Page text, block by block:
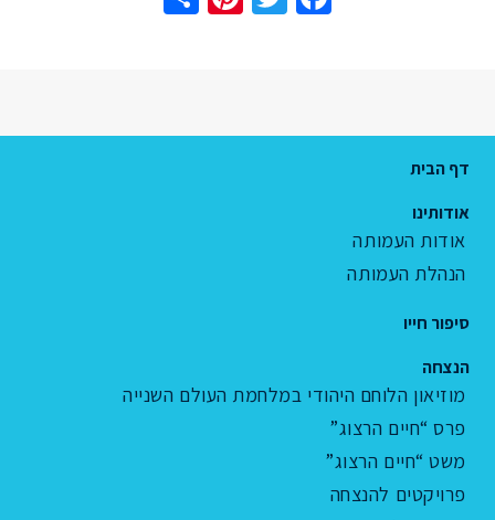
דף הבית
אודותינו
אודות העמותה
הנהלת העמותה
סיפור חייו
הנצחה
מוזיאון הלוחם היהודי במלחמת העולם השנייה
פרס “חיים הרצוג”
משט “חיים הרצוג”
פרויקטים להנצחה